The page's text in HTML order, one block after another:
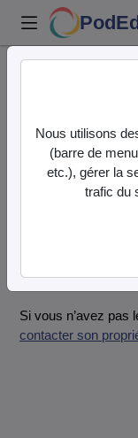
Mot de passe
Cette vidéo est
fournir et cliquez sur
Si vous n’avez pas
contacter son
Nous utilisons
(barre de
etc.), gérer la
trafic du